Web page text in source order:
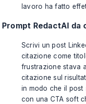
lavoro ha fatto
Prompt RedactAI da
Scrivi un post
citazione come
frustrazione stava
citazione sul
in modo che il post
con una CTA soft